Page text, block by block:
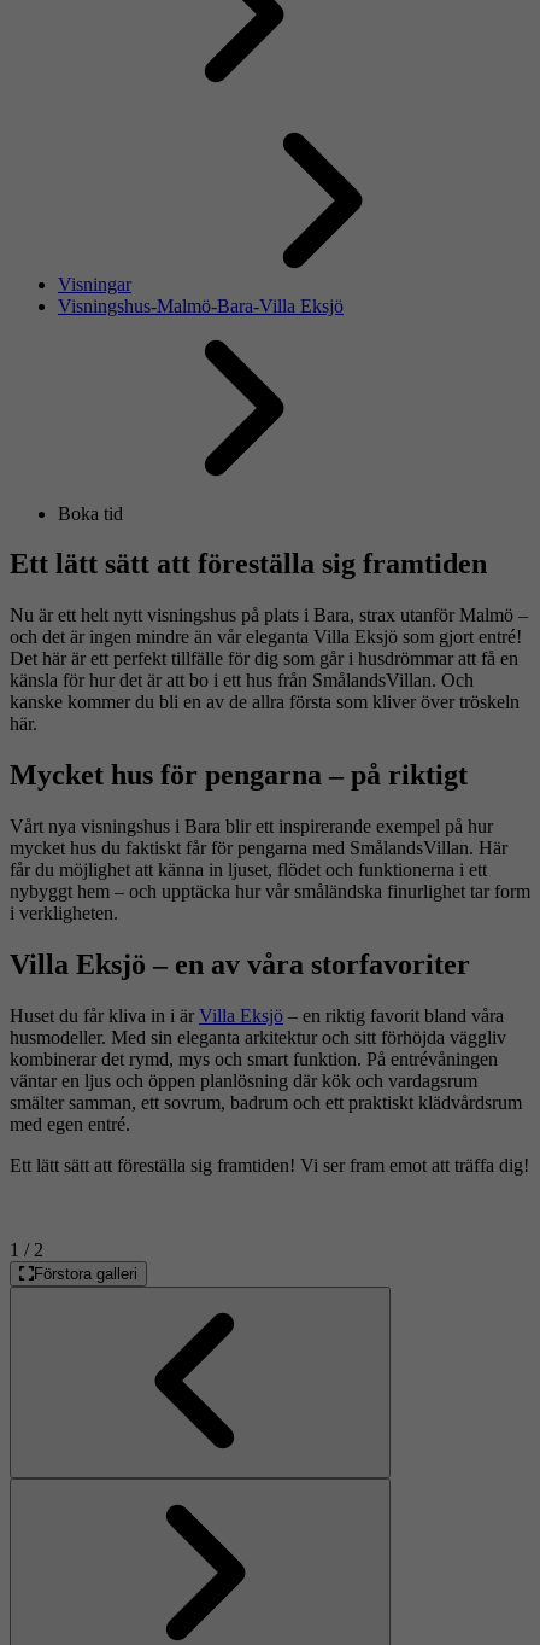
Visningar
Visningshus-Malmö-Bara-Villa Eksjö
Boka tid
Ett lätt sätt att föreställa sig framtiden
Nu är ett helt nytt visningshus på plats i Bara, strax utanför Malmö –
och det är ingen mindre än vår eleganta Villa Eksjö som gjort entré!
Det här är ett perfekt tillfälle för dig som går i husdrömmar att få en
känsla för hur det är att bo i ett hus från SmålandsVillan. Och
kanske kommer du bli en av de allra första som kliver över tröskeln
här.
Mycket hus för pengarna – på riktigt
Vårt nya visningshus i Bara blir ett inspirerande exempel på hur
mycket hus du faktiskt får för pengarna med SmålandsVillan. Här
får du möjlighet att känna in ljuset, flödet och funktionerna i ett
nybyggt hem – och upptäcka hur vår småländska finurlighet tar form
i verkligheten.
Villa Eksjö – en av våra storfavoriter
Huset du får kliva in i är Villa Eksjö – en riktig favorit bland våra
husmodeller. Med sin eleganta arkitektur och sitt förhöjda väggliv
kombinerar det rymd, mys och smart funktion. På entrévåningen
väntar en ljus och öppen planlösning där kök och vardagsrum
smälter samman, ett sovrum, badrum och ett praktiskt klädvårdsrum
med egen entré.
Ett lätt sätt att föreställa sig framtiden! Vi ser fram emot att träffa dig!
1 / 2
Förstora galleri
Föregående